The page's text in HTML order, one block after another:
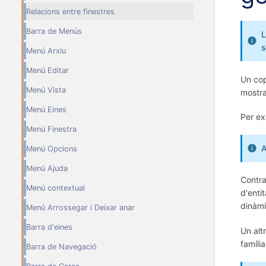
Relacions entre finestres
Barra de Menús
Menú Arxiu
Menú Editar
Menú Vista
Menú Eines
Menú Finestra
Menú Opcions
Menú Ajuda
Menú contextual
Menú Arrossegar i Deixar anar
Barra d'eines
Barra de Navegació
Un
Per
Un